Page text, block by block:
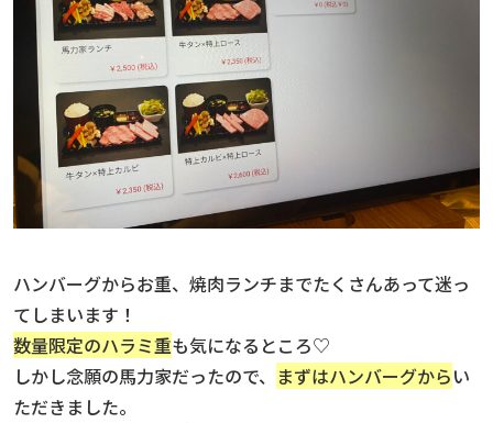
ハンバーグからお重、焼肉ランチまでたくさんあって迷っ
てしまいます！
数量限定のハラミ重も気になるところ♡
しかし念願の馬力家だったので、 まずはハンバーグからい
ただきました。